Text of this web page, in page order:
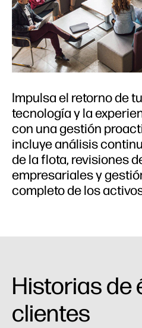
Impulsa el retorno de
tecnología y la
con una gestión
incluye análisis
de la flota, revisiones
empresariales y
completo de los
Historias de
clientes